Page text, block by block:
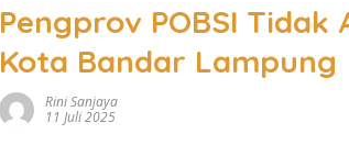
Pengprov POBSI Tidak
Kota Bandar Lampung
Rini Sanjaya
11 Juli 2025